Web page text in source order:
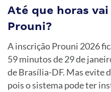
Até que horas
Prouni?
A inscrição Prouni 2026
59 minutos de 29 de
de Brasília-DF. Mas evite
pois o sistema pode ter